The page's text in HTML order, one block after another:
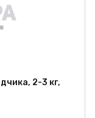
2-3 кг,